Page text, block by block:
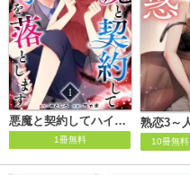
悪魔と契約してハイスペ上司を落とします
1冊無料 10冊無料